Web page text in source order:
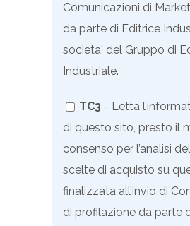
Comunicazioni di
da parte di Editrice
societa' del Gruppo di
Industriale.
TC3 - Letta
di questo sito, presto il
consenso per l’analisi
scelte di acquisto su
finalizzata all’invio di
di profilazione da parte